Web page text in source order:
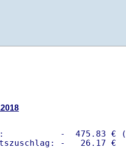
-  475.83 €
-   26.17 €